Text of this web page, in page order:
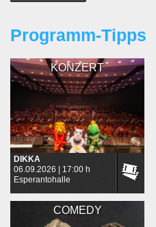
Programm-Tipps
KONZERT
DIKKA
06.09.2026 | 17:00 h
Esperantohalle
COMEDY